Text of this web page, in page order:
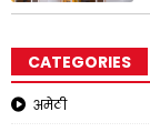
CATEGORIES
अमेठी